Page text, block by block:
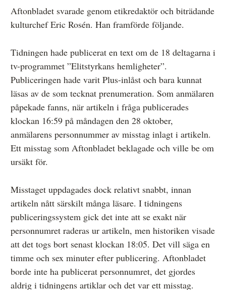
Aftonbladet svarade genom etikredaktör och biträdande
kulturchef Eric Rosén. Han framförde följande.
Tidningen hade publicerat en text om de 18 deltagarna i
tv-programmet ”Elitstyrkans hemligheter”.
Publiceringen hade varit Plus-inlåst och bara kunnat
läsas av de som tecknat prenumeration. Som anmälaren
påpekade fanns, när artikeln i fråga publicerades
klockan 16:59 på måndagen den 28 oktober,
anmälarens personnummer av misstag inlagt i artikeln.
Ett misstag som Aftonbladet beklagade och ville be om
ursäkt för.
Misstaget uppdagades dock relativt snabbt, innan
artikeln nått särskilt många läsare. I tidningens
publiceringssystem gick det inte att se exakt när
personnumret raderas ur artikeln, men historiken visade
att det togs bort senast klockan 18:05. Det vill säga en
timme och sex minuter efter publicering. Aftonbladet
borde inte ha publicerat personnumret, det gjordes
aldrig i tidningens artiklar och det var ett misstag.